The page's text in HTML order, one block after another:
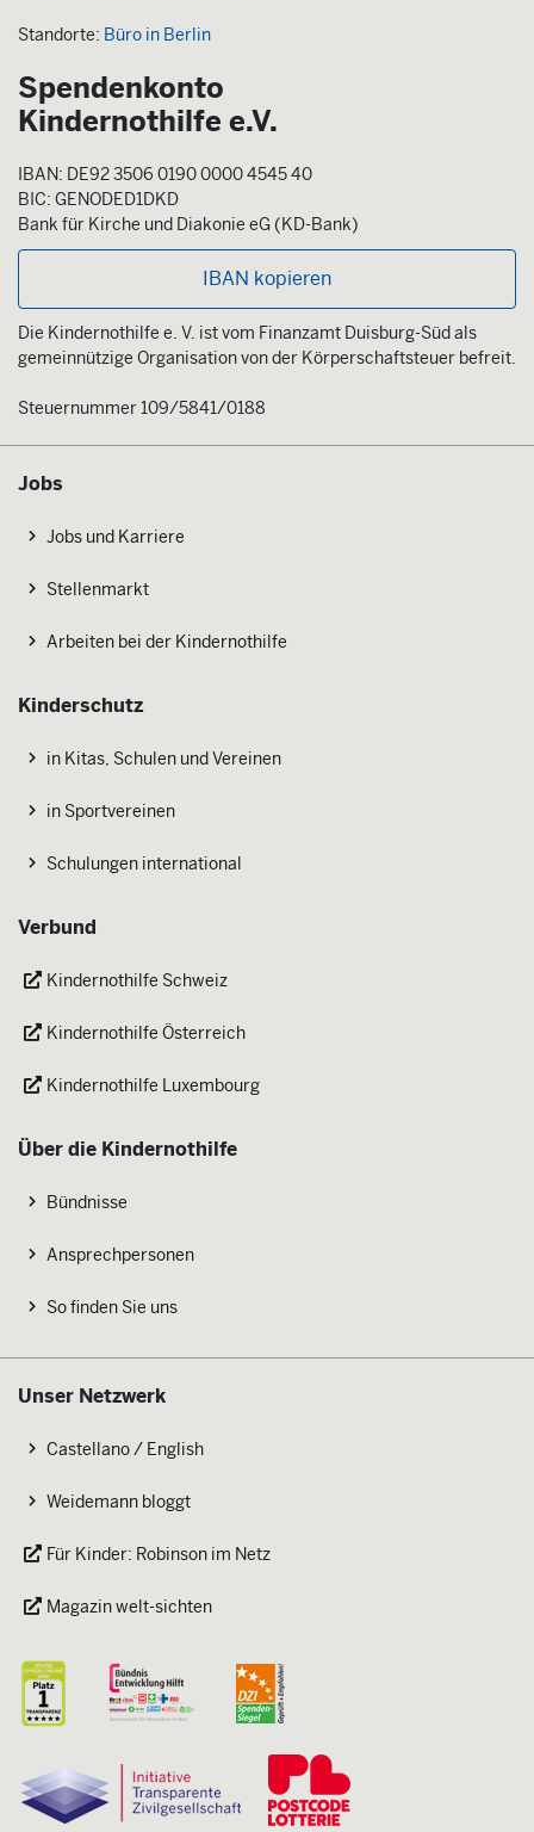
Standorte: Büro in Berlin
Spendenkonto
Kindernothilfe e.V.
IBAN: DE92 3506 0190 0000 4545 40
BIC: GENODED1DKD
Bank für Kirche und Diakonie eG (KD-Bank)
IBAN kopieren
Die Kindernothilfe e. V. ist vom Finanzamt Duisburg-Süd als
gemeinnützige Organisation von der Körperschaftsteuer befreit.
Steuernummer 109/5841/0188
Jobs
Jobs und Karriere
Stellenmarkt
Arbeiten bei der Kindernothilfe
Kinderschutz
in Kitas, Schulen und Vereinen
in Sportvereinen
Schulungen international
Verbund
Kindernothilfe Schweiz
Kindernothilfe Österreich
Kindernothilfe Luxembourg
Über die Kindernothilfe
Bündnisse
Ansprechpersonen
So finden Sie uns
Unser Netzwerk
Castellano / English
Weidemann bloggt
Für Kinder: Robinson im Netz
Magazin welt-sichten